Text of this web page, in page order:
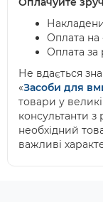
Оплата на
Оплата за
Не вдається
«Засоби для
товари у
консультанти з
необхідний
важливі